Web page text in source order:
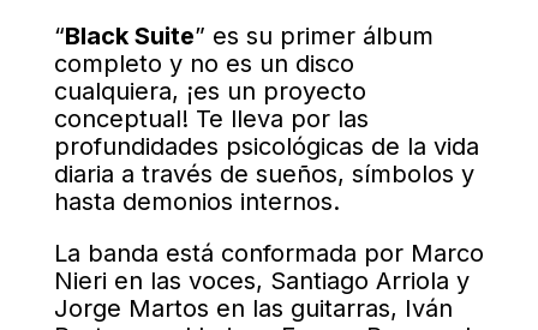
“Black Suite” es su primer álbum
completo y no es un disco
cualquiera, ¡es un proyecto
conceptual! Te lleva por las
profundidades psicológicas de la vida
diaria a través de sueños, símbolos y
hasta demonios internos.
La banda está conformada por Marco
Nieri en las voces, Santiago Arriola y
Jorge Martos en las guitarras, Iván